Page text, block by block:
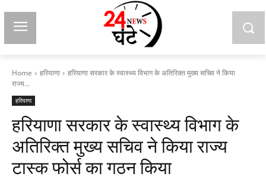
Home हरियाणा
हरियाणा सरकार के स्वास्थ्य विभाग के अतिरिक्त मुख्य सचिव ने किया
राज्य...
हरियाणा
हरियाणा सरकार के स्वास्थ्य विभाग के
अतिरिक्त मुख्य सचिव ने किया राज्य
टास्क फोर्स का गठन किया